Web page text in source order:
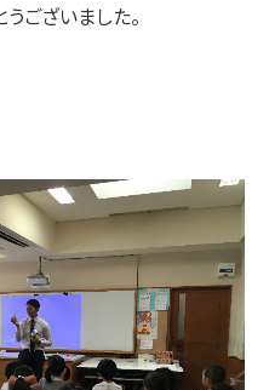
ございました。